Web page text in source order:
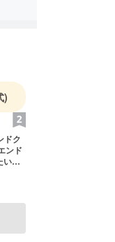
)
い文
掲
掲